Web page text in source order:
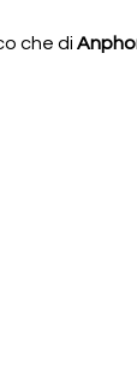
che di